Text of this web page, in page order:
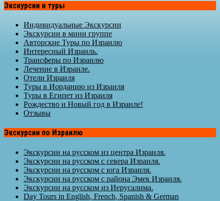
Экскурсии и туры
Индивидуальные Экскурсии
Экскурсии в мини группе
Авторские Туры по Израилю
Интересный Израиль.
Трансферы по Израилю
Лечение в Израиле.
Отели Израиля
Туры в Иорданию из Израиля
Туры в Египет из Израиля
Рождество и Новый год в Израиле!
Отзывы
Экскурсии по Израилю
Экскурсии на русском из центра Израиля.
Экскурсии на русском с севера Израиля.
Экскурсии на русском с юга Израиля.
Экскурсии на русском с района Эмек Израиля.
Экскурсии на русском из Иерусалима.
Day Tours in English, French, Spanish & German